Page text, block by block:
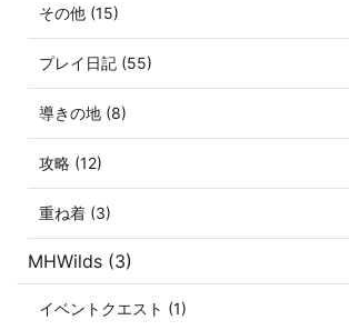
その他 (15)
プレイ日記 (55)
導きの地 (8)
攻略 (12)
重ね着 (3)
MHWilds (3)
イベントクエスト (1)